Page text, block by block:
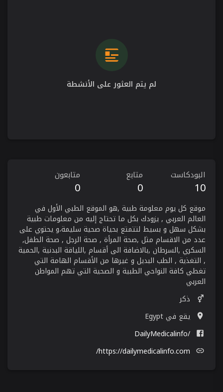
لم يتم العثور على الأنشطة
متابعون
0
متابع
0
البودكاست
10
موقع كل يوم معلومة طبية ,هو الموقع الطبي الأول في
العالم العربي , يزودك بكل ما تحتاج إليه من معلومات طبية
بشكل سهل و بسيط لتتمتع بحياة صحية سليمة،و يحتوي على
عدد من الاقسام مثل ,صحة المرأة , صحة الرجل , صحة الطفل,
السكري ,السرطان ,بالاضافة الى أقسام ,اللياقة البدنية ,الحمية
, التغذية , الطب البديل و غيرها من الأقسام الهامة التي
تغطي كافة النواحي الطبية و الصحية التي تهم المواطن
العربي
ذكر
يقع في Egypt
/DailyMedicalinfo
https://dailymedicalinfo.com/